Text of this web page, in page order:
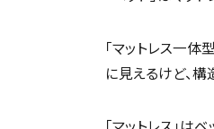
「マットレス一体
に見えるけど、